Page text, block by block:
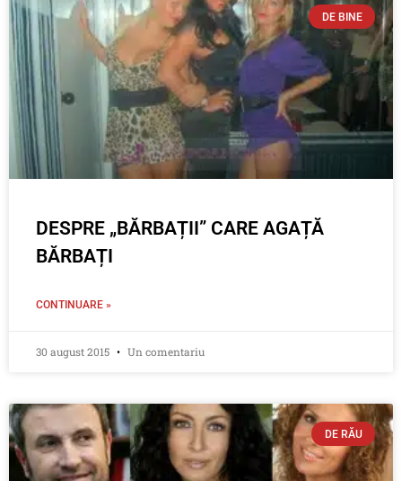
DE BINE
DESPRE „BĂRBAȚII” CARE AGAȚĂ
BĂRBAȚI
CONTINUARE »
30 august 2015 Un comentariu
DE RĂU